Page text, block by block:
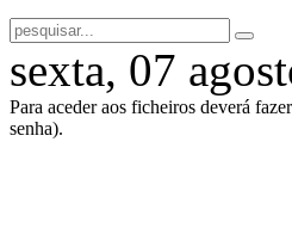
sexta, 07
Para aceder aos ficheiros deverá
senha).